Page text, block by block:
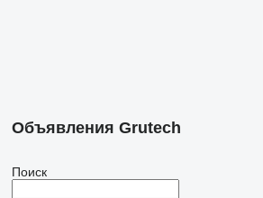
Объявления Grutech
Поиск